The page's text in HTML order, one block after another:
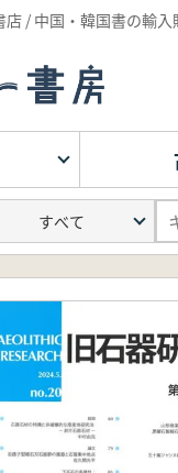
店 / 中国・韓国書の輸